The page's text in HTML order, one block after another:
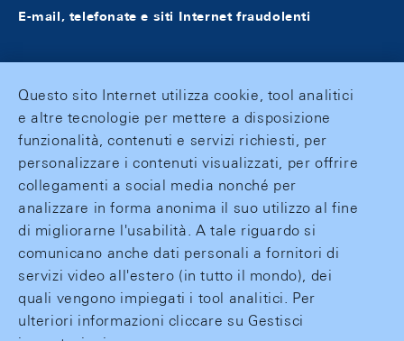
E-mail, telefonate e siti Internet fraudolenti
Questo sito Internet utilizza cookie, tool analitici
e altre tecnologie per mettere a disposizione
funzionalità, contenuti e servizi richiesti, per
personalizzare i contenuti visualizzati, per offrire
collegamenti a social media nonché per
analizzare in forma anonima il suo utilizzo al fine
di migliorarne l'usabilità. A tale riguardo si
comunicano anche dati personali a fornitori di
servizi video all'estero (in tutto il mondo), dei
quali vengono impiegati i tool analitici. Per
ulteriori informazioni cliccare su Gestisci